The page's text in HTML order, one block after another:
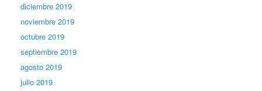
diciembre 2019
noviembre 2019
octubre 2019
septiembre 2019
agosto 2019
julio 2019